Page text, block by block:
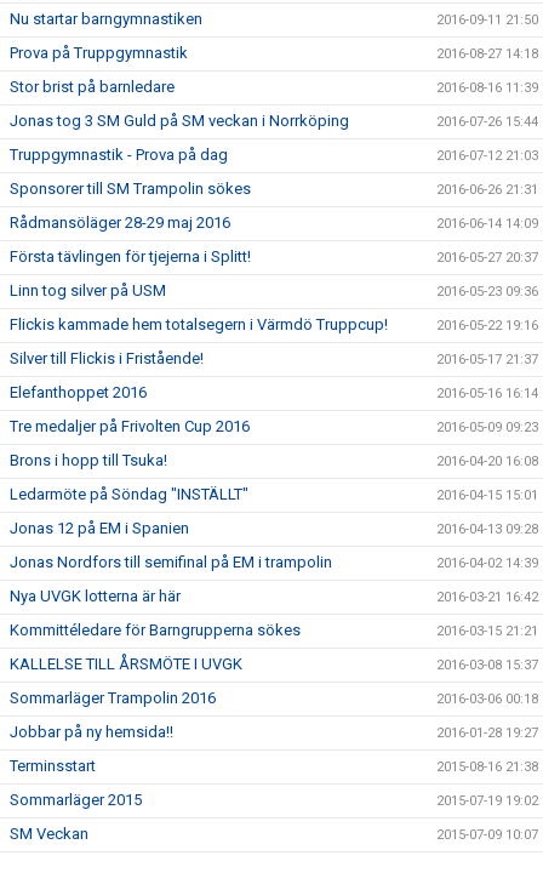
Nu startar barngymnastiken 2016-09-11 21:50
Prova på Truppgymnastik 2016-08-27 14:18
Stor brist på barnledare 2016-08-16 11:39
Jonas tog 3 SM Guld på SM veckan i Norrköping 2016-07-26 15:44
Truppgymnastik - Prova på dag 2016-07-12 21:03
Sponsorer till SM Trampolin sökes 2016-06-26 21:31
Rådmansöläger 28-29 maj 2016 2016-06-14 14:09
Första tävlingen för tjejerna i Splitt! 2016-05-27 20:37
Linn tog silver på USM 2016-05-23 09:36
Flickis kammade hem totalsegern i Värmdö Truppcup! 2016-05-22 19:16
Silver till Flickis i Fristående! 2016-05-17 21:37
Elefanthoppet 2016 2016-05-16 16:14
Tre medaljer på Frivolten Cup 2016 2016-05-09 09:23
Brons i hopp till Tsuka! 2016-04-20 16:08
Ledarmöte på Söndag "INSTÄLLT" 2016-04-15 15:01
Jonas 12 på EM i Spanien 2016-04-13 09:28
Jonas Nordfors till semifinal på EM i trampolin 2016-04-02 14:39
Nya UVGK lotterna är här 2016-03-21 16:42
Kommittéledare för Barngrupperna sökes 2016-03-15 21:21
KALLELSE TILL ÅRSMÖTE I UVGK 2016-03-08 15:37
Sommarläger Trampolin 2016 2016-03-06 00:18
Jobbar på ny hemsida!! 2016-01-28 19:27
Terminsstart 2015-08-16 21:38
Sommarläger 2015 2015-07-19 19:02
SM Veckan 2015-07-09 10:07